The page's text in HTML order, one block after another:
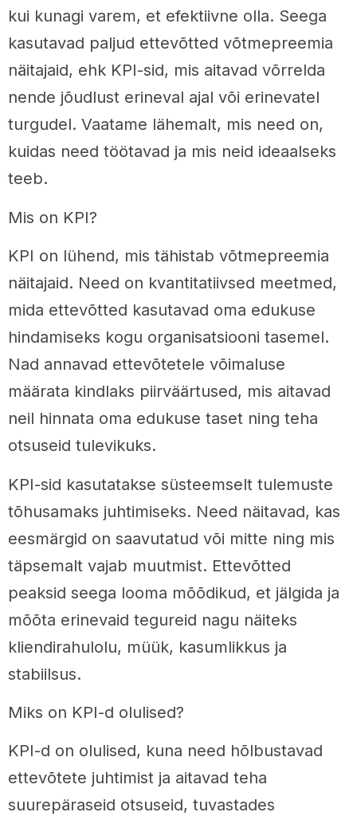
kui kunagi varem, et efektiivne olla. Seega
kasutavad paljud ettevõtted võtmepreemia
näitajaid, ehk KPI-sid, mis aitavad võrrelda
nende jõudlust erineval ajal või erinevatel
turgudel. Vaatame lähemalt, mis need on,
kuidas need töötavad ja mis neid ideaalseks
teeb.
Mis on KPI?
KPI on lühend, mis tähistab võtmepreemia
näitajaid. Need on kvantitatiivsed meetmed,
mida ettevõtted kasutavad oma edukuse
hindamiseks kogu organisatsiooni tasemel.
Nad annavad ettevõtetele võimaluse
määrata kindlaks piirväärtused, mis aitavad
neil hinnata oma edukuse taset ning teha
otsuseid tulevikuks.
KPI-sid kasutatakse süsteemselt tulemuste
tõhusamaks juhtimiseks. Need näitavad, kas
eesmärgid on saavutatud või mitte ning mis
täpsemalt vajab muutmist. Ettevõtted
peaksid seega looma mõõdikud, et jälgida ja
mõõta erinevaid tegureid nagu näiteks
kliendirahulolu, müük, kasumlikkus ja
stabiilsus.
Miks on KPI-d olulised?
KPI-d on olulised, kuna need hõlbustavad
ettevõtete juhtimist ja aitavad teha
suurepäraseid otsuseid, tuvastades